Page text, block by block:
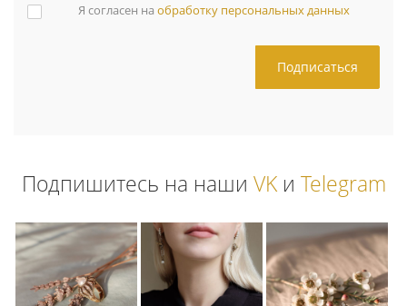
Я согласен на обработку персональных данных
Подпишитесь на наши VKи Telegram